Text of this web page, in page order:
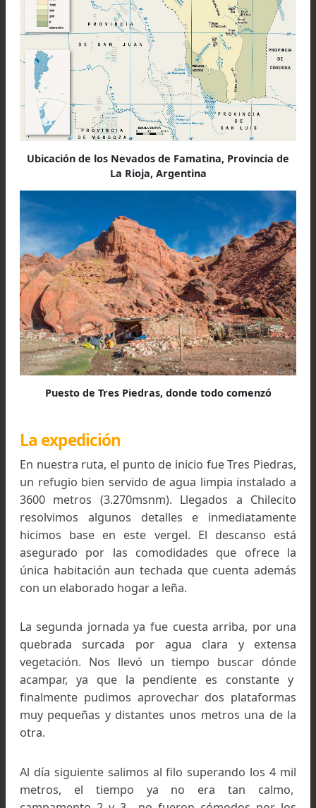
Ubicación de los Nevados de Famatina, Provincia
Puesto de Tres Piedras, donde todo comenzó
La expedición
En nuestra ruta, el punto de inicio fue Tres
un refugio bien servido de agua limpia
resolvimos algunos detalles e
hicimos base en este vergel. El descanso